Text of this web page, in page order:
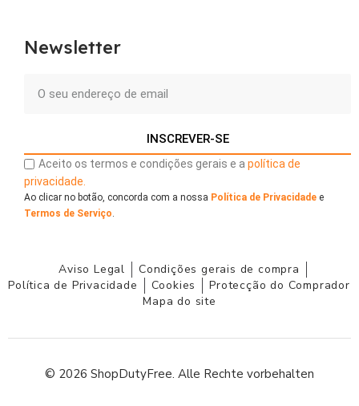
Newsletter
INSCREVER-SE
Aceito os termos e condições gerais e a política de
privacidade.
Ao clicar no botão, concorda com a nossa Política de Privacidade e
Termos de Serviço
Aviso Legal
Condições gerais de compra
Política de Privacidade
Cookies
Protecção do Comprador
Mapa do site
© 2026 ShopDutyFree. Alle Rechte vorbehalten